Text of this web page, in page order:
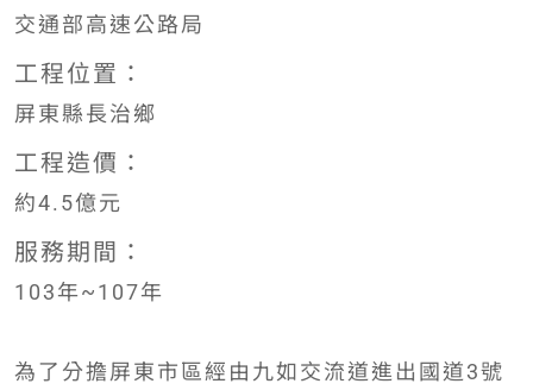
交通部高速公路局
工程位置：
屏東縣長治鄉
工程造價：
約4.5億元
服務期間：
103年~107年
為了分擔屏東市區經由九如交流道進出國道3號